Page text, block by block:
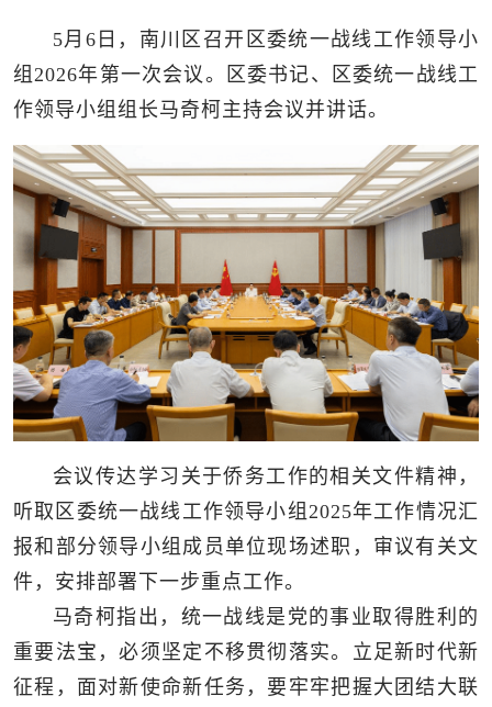
5月6日，南川区召开区委统一战线工作领导小
组2026年第一次会议。区委书记、区委统一战线工
作领导小组组长马奇柯主持会议并讲话。
会议传达学习关于侨务工作的相关文件精神，
听取区委统一战线工作领导小组2025年工作情况汇
报和部分领导小组成员单位现场述职，审议有关文
件，安排部署下一步重点工作。
马奇柯指出，统一战线是党的事业取得胜利的
重要法宝，必须坚定不移贯彻落实。立足新时代新
征程，面对新使命新任务，要牢牢把握大团结大联